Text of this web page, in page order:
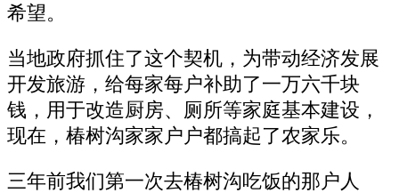
希望。
当地政府抓住了这个契机，为带动经济发展
开发旅游，给每家每户补助了一万六千块
钱，用于改造厨房、厕所等家庭基本建设，
现在，椿树沟家家户户都搞起了农家乐。
三年前我们第一次去椿树沟吃饭的那户人